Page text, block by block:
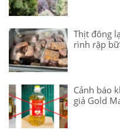
Thịt đông
rình rập
Cảnh báo
giả Gold